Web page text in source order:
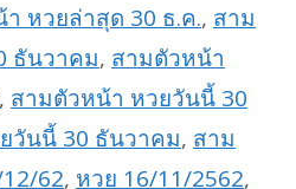
หวยล่าสุด 30 ธ.ค., สาม
ธันวาคม, สามตัวหน้า
, สามตัวหน้า หวยวันนี้ 30
วันนี้ 30 ธันวาคม, สาม
62, หวย 16/11/2562,